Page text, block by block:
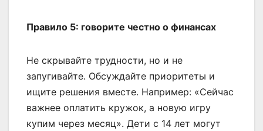
Правило 5: говорите честно о финансах
Не скрывайте трудности, но и не
запугивайте. Обсуждайте приоритеты и
ищите решения вместе. Например: «Сейчас
важнее оплатить кружок, а новую игру
купим через месяц». Дети с 14 лет могут